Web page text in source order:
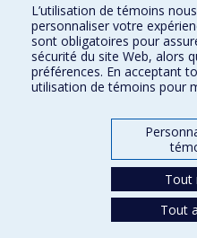
Orthophonie et audiologie
Réadaptation
Directions
L’utilisation de témoins
personnaliser votre
sont obligatoires pour
sécurité du site Web, alors
préférences. En acceptant
utilisation de témoins pour
Tout
Tout